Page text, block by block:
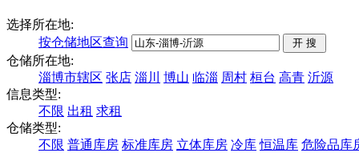
选择所在地:
按仓储地区查询
仓储所在地:
淄博市辖区 张店 淄川 博山 临淄 周村 桓台 高青 沂源
信息类型:
不限 出租 求租
仓储类型:
不限 普通库房 标准库房 立体库房 冷库 恒温库 危险品库